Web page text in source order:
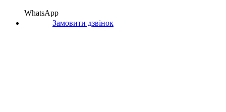
WhatsApp
Замовити дзвінок